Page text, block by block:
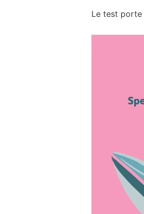
Le test porte